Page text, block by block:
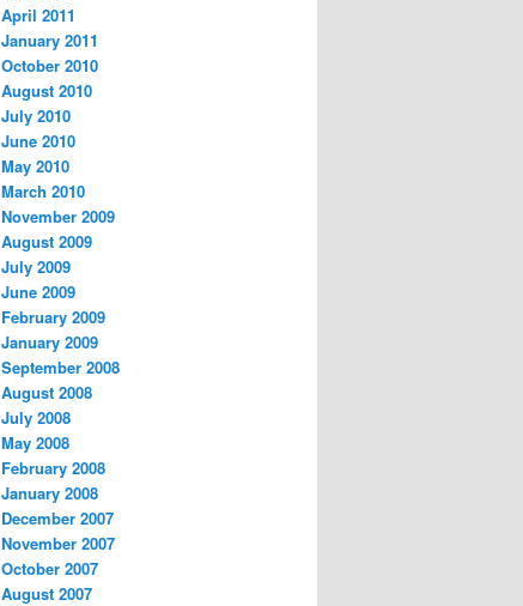
April 2011
January 2011
October 2010
August 2010
July 2010
June 2010
May 2010
March 2010
November 2009
August 2009
July 2009
June 2009
February 2009
January 2009
September 2008
August 2008
July 2008
May 2008
February 2008
January 2008
December 2007
November 2007
October 2007
August 2007